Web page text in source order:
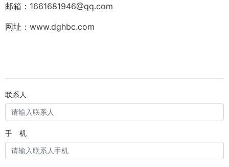
邮箱：1661681946@qq.com
网址：www.dghbc.com
联系人
手 机